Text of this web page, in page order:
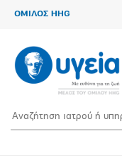
ΟΜΙΛΟΣ HHG